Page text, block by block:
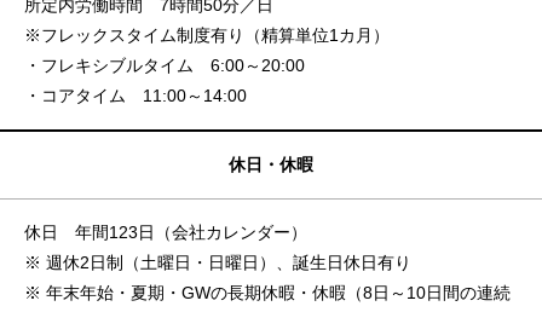
所定内労働時間 7時間50分／日
※フレックスタイム制度有り（精算単位1カ月）
・フレキシブルタイム 6:00～20:00
・コアタイム 11:00～14:00
休日・休暇
休日 年間123日（会社カレンダー）
※ 週休2日制（土曜日・日曜日）、誕生日休日有り
※ 年末年始・夏期・GWの長期休暇・休暇（8日～10日間の連続